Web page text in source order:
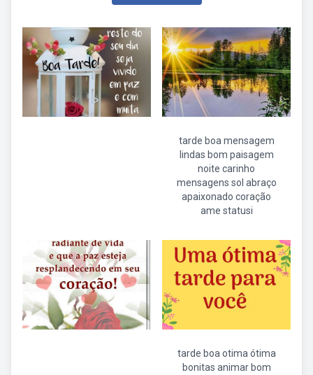
tarde boa mensagem
lindas bom paisagem
noite carinho
mensagens sol abraço
apaixonado coração
ame statusi
tarde boa otima ótima
bonitas animar bom